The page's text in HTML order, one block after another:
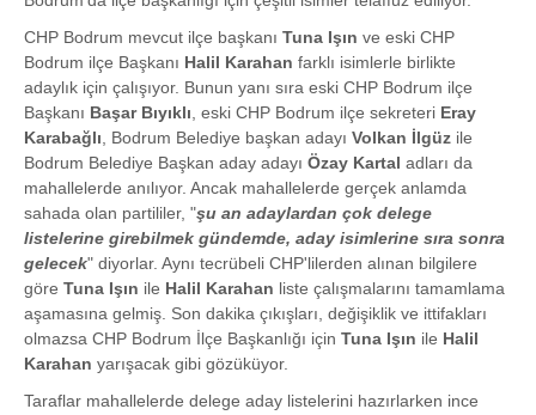
CHP Bodrum mevcut ilçe başkanı Tuna Işın ve eski CHP
Bodrum ilçe Başkanı Halil Karahan farklı isimlerle birlikte
adaylık için çalışıyor. Bunun yanı sıra eski CHP Bodrum ilçe
Başkanı Başar Bıyıklı, eski CHP Bodrum ilçe sekreteri Eray
Karabağlı, Bodrum Belediye başkan adayı Volkan İlgüz ile
Bodrum Belediye Başkan aday adayı Özay Kartal adları da
mahallelerde anılıyor. Ancak mahallelerde gerçek anlamda
sahada olan partililer, "şu an adaylardan çok delege
listelerine girebilmek gündemde, aday isimlerine sıra sonra
gelecek" diyorlar. Aynı tecrübeli CHP'lilerden alınan bilgilere
göre Tuna Işın ile Halil Karahan liste çalışmalarını tamamlama
aşamasına gelmiş. Son dakika çıkışları, değişiklik ve ittifakları
olmazsa CHP Bodrum İlçe Başkanlığı için Tuna Işın ile Halil
Karahan yarışacak gibi gözüküyor.
Taraflar mahallelerde delege aday listelerini hazırlarken ince